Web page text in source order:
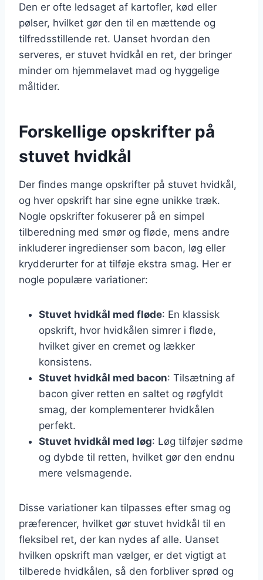
Den er ofte ledsaget af kartofler, kød eller
pølser, hvilket gør den til en mættende og
tilfredsstillende ret. Uanset hvordan den
serveres, er stuvet hvidkål en ret, der bringer
minder om hjemmelavet mad og hyggelige
måltider.
Forskellige opskrifter på
stuvet hvidkål
Der findes mange opskrifter på stuvet hvidkål,
og hver opskrift har sine egne unikke træk.
Nogle opskrifter fokuserer på en simpel
tilberedning med smør og fløde, mens andre
inkluderer ingredienser som bacon, løg eller
krydderurter for at tilføje ekstra smag. Her er
nogle populære variationer:
Stuvet hvidkål med fløde: En klassisk
opskrift, hvor hvidkålen simrer i fløde,
hvilket giver en cremet og lækker
konsistens.
Stuvet hvidkål med bacon: Tilsætning af
bacon giver retten en saltet og røgfyldt
smag, der komplementerer hvidkålen
perfekt.
Stuvet hvidkål med løg: Løg tilføjer sødme
og dybde til retten, hvilket gør den endnu
mere velsmagende.
Disse variationer kan tilpasses efter smag og
præferencer, hvilket gør stuvet hvidkål til en
fleksibel ret, der kan nydes af alle. Uanset
hvilken opskrift man vælger, er det vigtigt at
tilberede hvidkålen, så den forbliver sprød og